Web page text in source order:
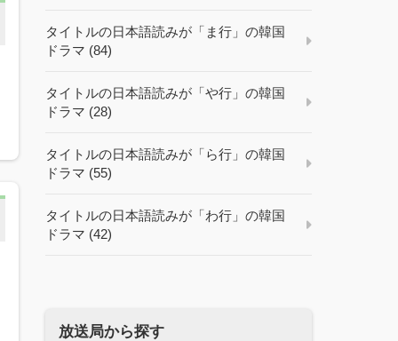
タイトルの日本語読みが「ま行」の韓国
ドラマ (84)
タイトルの日本語読みが「や行」の韓国
ドラマ (28)
タイトルの日本語読みが「ら行」の韓国
ドラマ (55)
タイトルの日本語読みが「わ行」の韓国
ドラマ (42)
放送局から探す